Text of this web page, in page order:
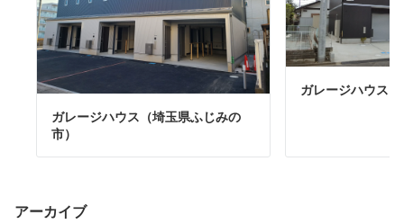
ガレージハウス（埼玉県ふじみの
市）
ガレージハウス
アーカイブ